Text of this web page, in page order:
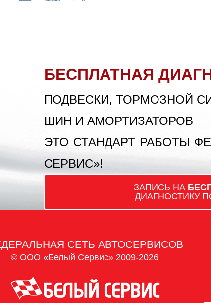
БЕСПЛАТНАЯ
ПОДВЕСКИ, ТОРМОЗНОЙ
ШИН И АМОРТИЗАТОРОВ
ЭТО СТАНДАРТ РАБОТЫ
СЕРВИС»!
ЗАПИСЬ НА
ДИАГНОСТИКУ
СЕТЬ АВТОСЕРВИСОВ
© ООО «Белый Сервис» 2009-2026